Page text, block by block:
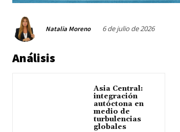
Natalia Moreno 6 de julio de 2026
Análisis
Asia Central:
integración
autóctona en
medio de
turbulencias
globales